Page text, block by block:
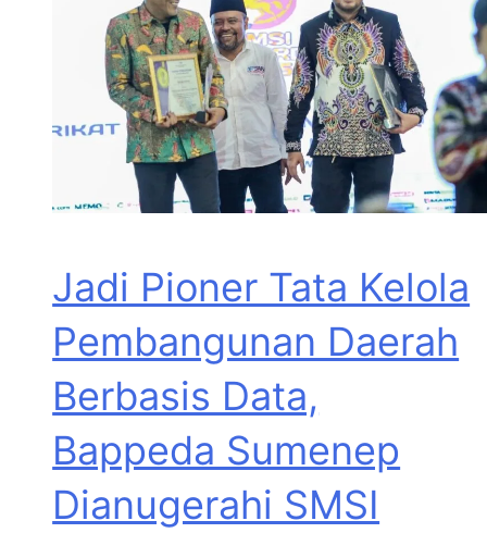
Jadi Pioner Tata Kelola
Pembangunan Daerah
Berbasis Data,
Bappeda Sumenep
Dianugerahi SMSI